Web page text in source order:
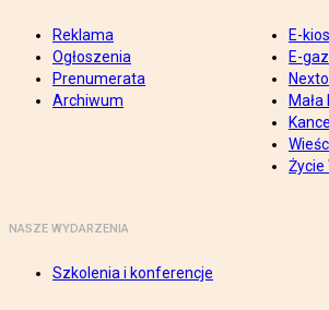
Reklama
Ogłoszenia
Prenumerata
Archiwum
E-
E-
Życie
NASZE WYDARZENIA
Szkolenia i konferencje